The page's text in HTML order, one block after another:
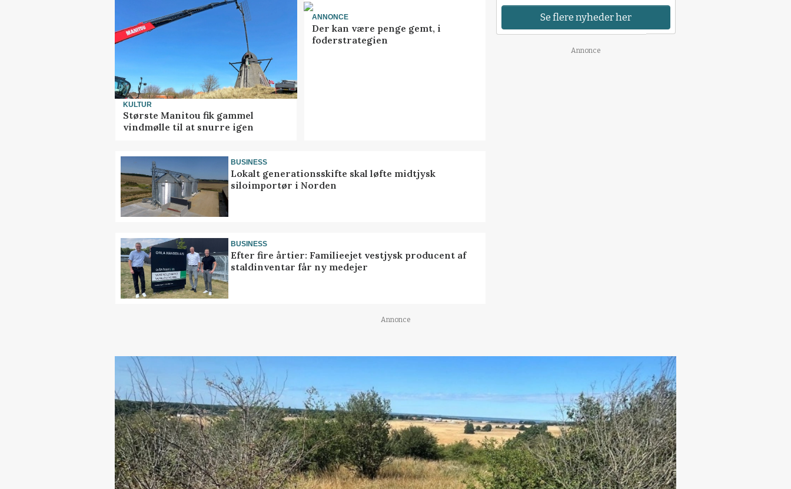
KULTUR
Største Manitou fik gammel
vindmølle til at snurre igen
ANNONCE
Der kan være penge gemt, i
foderstrategien
BUSINESS
Lokalt generationsskifte skal løfte midtjysk
siloimportør i Norden
BUSINESS
Efter fire årtier: Familieejet vestjysk producent af
staldinventar får ny medejer
Se flere nyheder her
Annonce
Annonce